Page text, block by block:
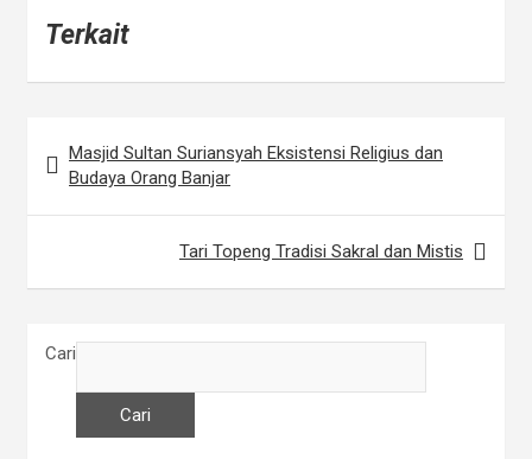
Terkait
N
Masjid Sultan Suriansyah Eksistensi Religius dan
Budaya Orang Banjar
Tari Topeng Tradisi Sakral dan Mistis
Cari
Cari